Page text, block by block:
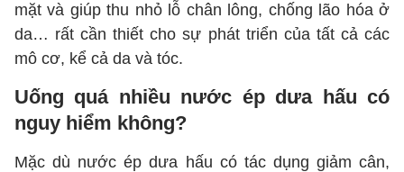
mặt và giúp thu nhỏ lỗ chân lông, chống lão hóa ở
da… rất cần thiết cho sự phát triển của tất cả các
mô cơ, kể cả da và tóc.
Uống quá nhiều nước ép dưa hấu có
nguy hiểm không?
Mặc dù nước ép dưa hấu có tác dụng giảm cân,